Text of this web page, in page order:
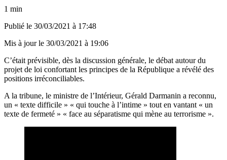
1 min
Publié le 30/03/2021 à 17:48
Mis à jour le 30/03/2021 à 19:06
C’était prévisible, dès la discussion générale, le débat autour du
projet de loi confortant les principes de la République a révélé des
positions irréconciliables.
A la tribune, le ministre de l’Intérieur, Gérald Darmanin a reconnu,
un « texte difficile » « qui touche à l’intime » tout en vantant « un
texte de fermeté » « face au séparatisme qui mène au terrorisme ».